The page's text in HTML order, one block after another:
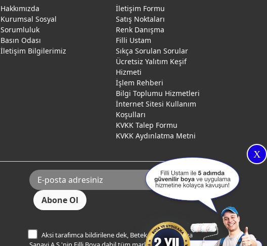
X
Hakkımızda
Kurumsal Sosyal
Sorumluluk
Basın Odası
İletişim Bilgilerimiz
İletişim Formu
Satış Noktaları
Renk Danışma
Filli Ustam
Sıkça Sorulan Sorular
Ücretsiz Yalıtım Keşif
Hizmeti
İşlem Rehberi
Bilgi Toplumu Hizmetleri
İnternet Sitesi Kullanım
Koşulları
KVKK Talep Formu
KVKK Aydınlatma Metni
Aksi tarafımca bildirilene dek, Betek Boya ve Kimya